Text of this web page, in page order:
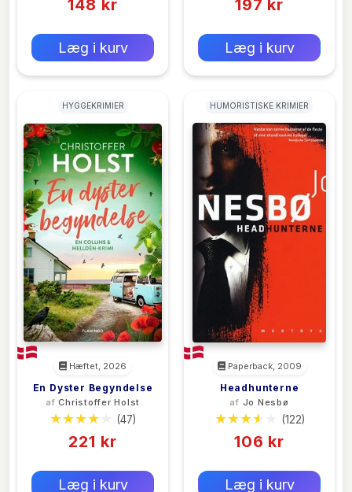
148 kr
Læg i kurv
197 kr
Læg i kurv
HYGGEKRIMIER
Hæftet, 2026
En Dyster Begyndelse
afChristoffer Holst
(47)
221 kr
Læg i kurv
HUMORISTISKE KRIMIER
Paperback, 2009
Headhunterne
af Jo Nesbø
(122)
106 kr
Læg i kurv